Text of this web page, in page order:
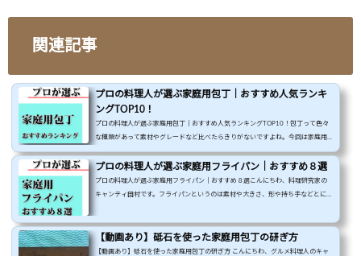
関連記事
プロの料理人が選ぶ家庭用包丁｜おすすめ人気ランキ
ングTOP10！
プロの料理人が選ぶ家庭用包丁｜おすすめ人気ランキングTOP10！包丁って色々
な種類があって素材やグレードなど比べたらきりがないですよね。今回は家庭用
に照準を合わせて実際に使ってよかったものをおすすめ人気ランキングで紹介し
ていきます。家庭用包丁ランキング1位 貝印 関孫六 4000ST 三徳包丁 165mm A
B-5222貝印 関孫六 4000ST 三徳包丁 165mm AB-5222posted with カエレバ貝印
(Kai Corporation)Amazonいわずと知れた関孫六の三徳包丁165mmとにかくバラン
プロの料理人が選ぶ家庭用フライパン｜おすすめ８選
プロの料理人が選ぶ家庭用フライパン｜おすすめ８選こんにちわ、料理研究家の
キャンティ田村です。フライパンというのは素材や大きさ、形や持ち手などとにか
にかく使えるフライパンというところに焦点を当ててご紹介していきます。基本的
にフライパンというものは作る料理によって使い分けるのですが、ここでは使い
勝手がよく多数の料理に対応できるものばかりを揃えました。各フライパンを使
【動画あり】砥石を使った家庭用包丁の研ぎ方
【動画あり】砥石を使った家庭用包丁の研ぎ方 こんにちわ、グルメ料理人のキャ